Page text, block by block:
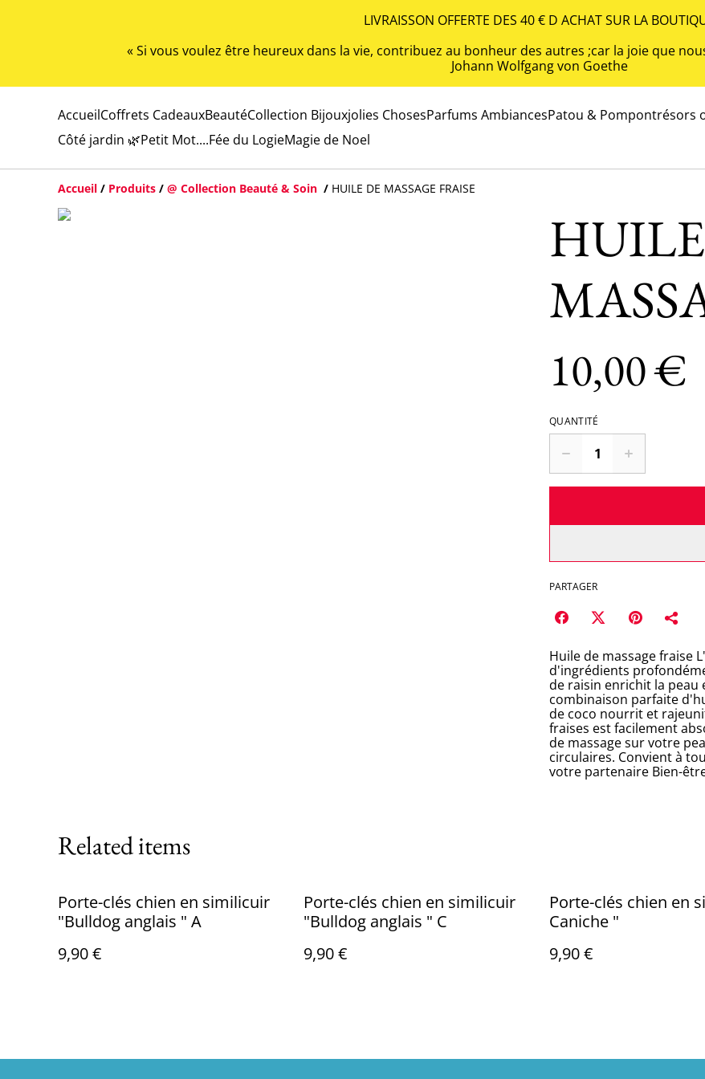
LIVRAISSON OFFERTE DES 40 € D ACHAT SUR LA
« Si vous voulez être heureux dans la vie, contribuez au bonheur des autres ;car la joie que
Johann Wolfgang von Goethe
AccueilCoffrets CadeauxBeautéCollection Bijouxjolies ChosesParfums AmbiancesPatou & Pompontrésors
Côté jardin 🌿Petit Mot....Fée du LogieMagie de Noel
Accueil / Produits / @ Collection Beauté & Soin / HUILE DE MASSAGE FRAISE
10,00 €
QUANTITÉ
PARTAGER
Huile de massage fraise
d'ingrédients
de raisin enrichit la peau
combinaison parfaite
de coco nourrit et
fraises est facilement
de massage sur votre
circulaires. Convient à
votre partenaire Bien-
Related items
Porte-clés chien en similicuir
"Bulldog anglais " A
9,90 €
Porte-clés chien en similicuir
"Bulldog anglais " C
9,90 €
Porte-clés chien en
Caniche "
9,90 €